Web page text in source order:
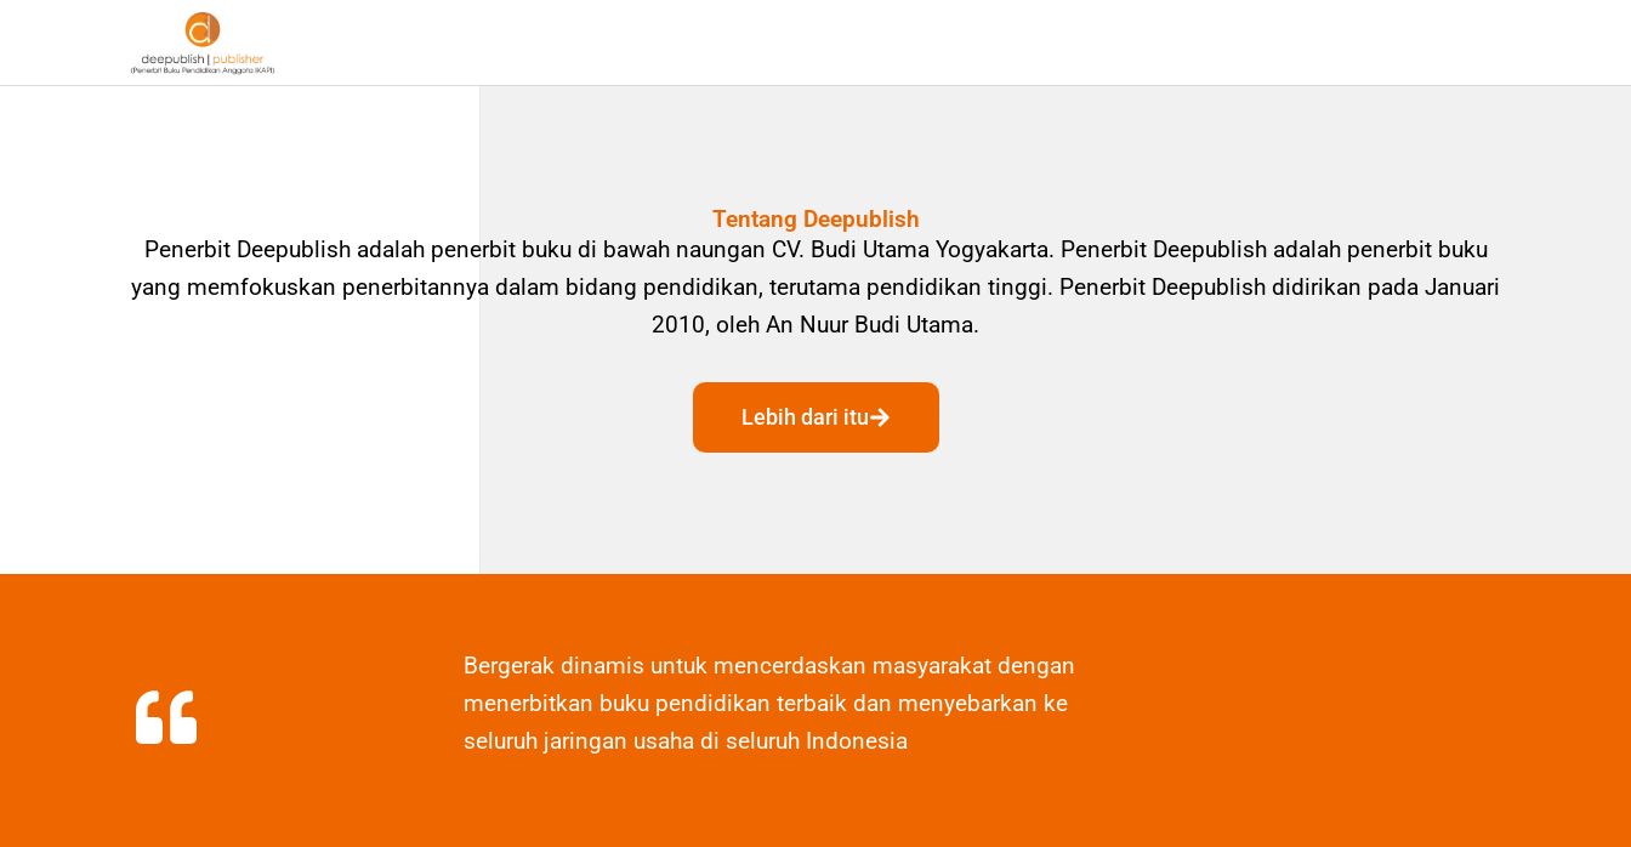
Tentang Deepublish
Penerbit Deepublish adalah penerbit buku di bawah naungan CV. Budi Utama Yogyakarta. Penerbit Deepublish adalah penerbit buku
yang memfokuskan penerbitannya dalam bidang pendidikan, terutama pendidikan tinggi. Penerbit Deepublish didirikan pada Januari
2010, oleh An Nuur Budi Utama.
Lebih dari itu
Bergerak dinamis untuk mencerdaskan masyarakat dengan
menerbitkan buku pendidikan terbaik dan menyebarkan ke
seluruh jaringan usaha di seluruh Indonesia